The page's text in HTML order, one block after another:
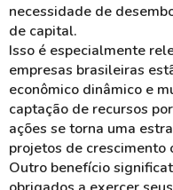
necessidade de
de capital.
Isso é especialmente
empresas brasileiras
econômico dinâmico e
captação de recursos
ações se torna uma
projetos de crescimento
Outro benefício